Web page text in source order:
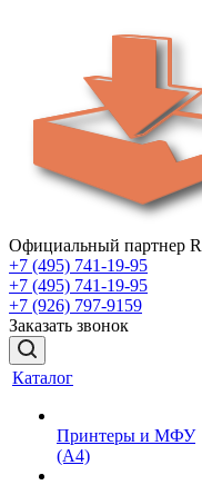
Официальный партнер
+7 (495) 741-19-95
+7 (495) 741-19-95
+7 (926) 797-9159
Заказать звонок
Каталог
Принтеры и МФУ
(А4)